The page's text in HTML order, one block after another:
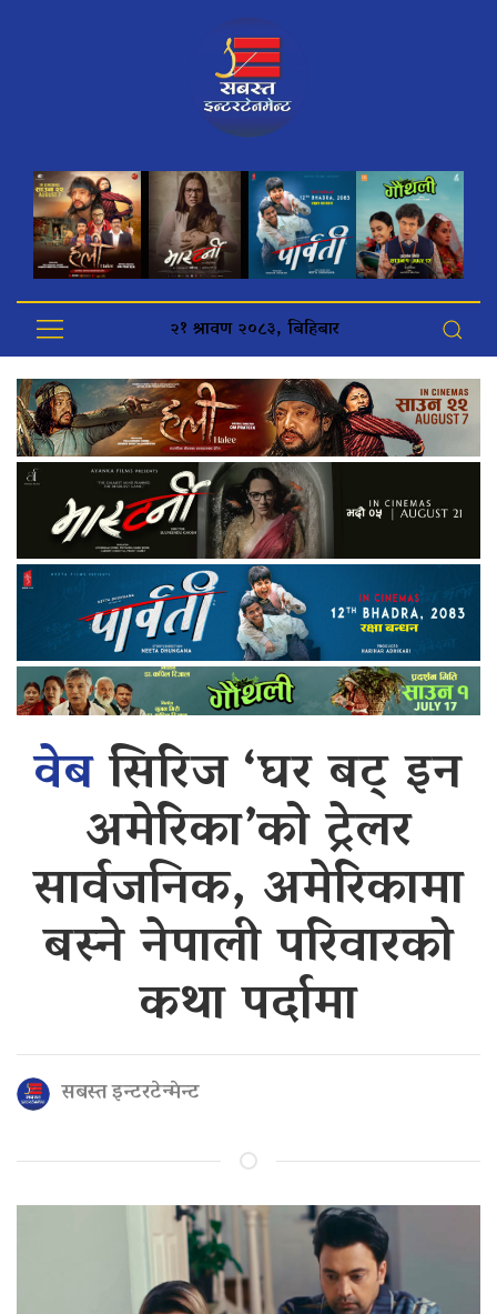
२१ श्रावण २०८३, बिहिबार
वेबसिरिज ‘घर बट् इन
अमेरिका’को ट्रेलर
सार्वजनिक, अमेरिकामा
बस्ने नेपाली परिवारको
कथा पर्दामा
सबस्त इन्टरटेन्मेन्ट